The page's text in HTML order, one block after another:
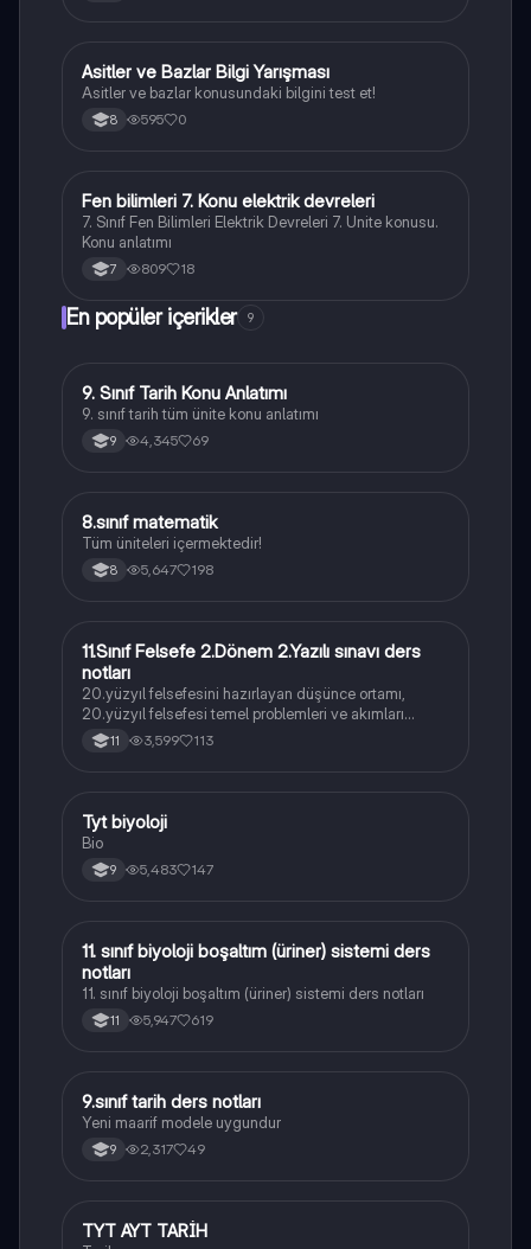
AFen Bilimleri
Asitler ve Bazlar Bilgi Yarışması
Asitler ve bazlar konusundaki bilgini test et!
8 595 0
Fen Bilimleri
Fen bilimleri 7. Konu elektrik devreleri
7. Sınıf Fen Bilimleri Elektrik Devreleri 7. Unite konusu.
Konu anlatımı
7 809 18
En popüler içerikler 9
Tarih
9. Sınıf Tarih Konu Anlatımı
9. sınıf tarih tüm ünite konu anlatımı
9 4,345 69
Matematik
8.sınıf matematik
Tüm üniteleri içermektedir!
8 5,647 198
Felsefe
11.Sınıf Felsefe 2.Dönem 2.Yazılı sınavı ders
notları
20.yüzyıl felsefesini hazırlayan düşünce ortamı,
20.yüzyıl felsefesi temel problemleri ve akımları
konularını içermektedir
11 3,599 113
Biyoloji
Tyt biyoloji
Bio
9 5,483 147
Biyoloji
11. sınıf biyoloji boşaltım (üriner) sistemi ders
notları
11. sınıf biyoloji boşaltım (üriner) sistemi ders notları
11 5,947 619
Tarih
9.sınıf tarih ders notları
Yeni maarif modele uygundur
9 2,317 49
Tarih
TYT AYT TARİH